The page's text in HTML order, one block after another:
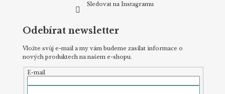
Sledovat na Instagramu
Odebírat newsletter
Vložte svůj e-mail a my vám budeme zasílat informace o
nových produktech na našem e-shopu.
E-mail